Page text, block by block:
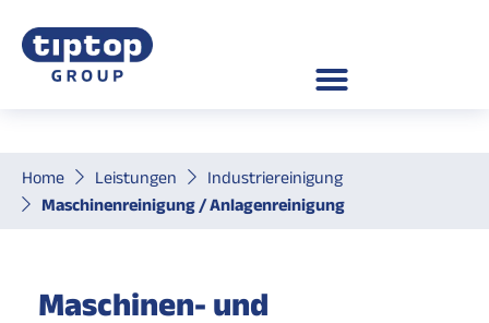
Home Leistungen
Industriereinigung
Maschinenreinigung / Anlagenreinigung
Maschinen- und